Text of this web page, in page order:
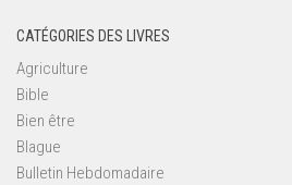
CATÉGORIES DES LIVRES
Agriculture
Bible
Bien être
Blague
Bulletin Hebdomadaire